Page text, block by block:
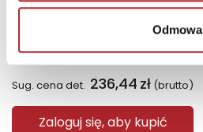
Odmowa
Gra Mölkky w skrzynce
Tactic Games
Sug. cena det. 236,44 zł (brutto)
Zaloguj się, aby kupić